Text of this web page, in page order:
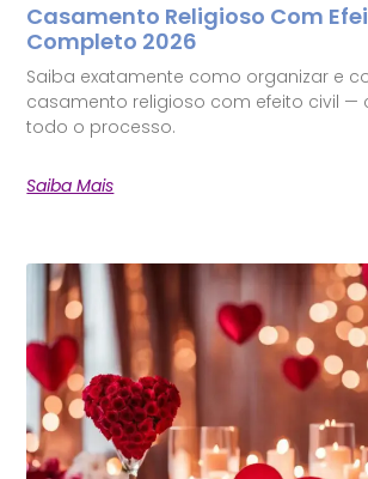
Casamento Religioso Com
Completo 2026
Saiba exatamente como organizar e
casamento religioso com efeito civil —
todo o processo.
Saiba Mais